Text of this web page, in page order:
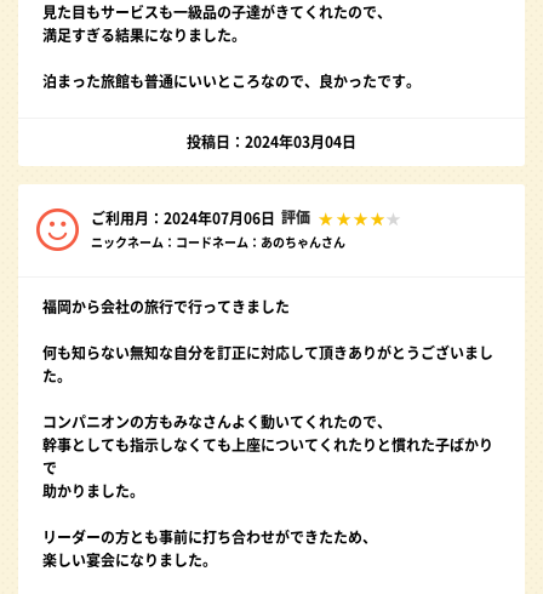
見た目もサービスも一級品の子達がきてくれたので、
満足すぎる結果になりました。
泊まった旅館も普通にいいところなので、良かったです。
投稿日：2024年03月04日
ご利用月：2024年07月06日 評価
ニックネーム：コードネーム：あのちゃんさん
福岡から会社の旅行で行ってきました
何も知らない無知な自分を訂正に対応して頂きありがとうございまし
た。
コンパニオンの方もみなさんよく動いてくれたので、
幹事としても指示しなくても上座についてくれたりと慣れた子ばかり
で
助かりました。
リーダーの方とも事前に打ち合わせができたため、
楽しい宴会になりました。